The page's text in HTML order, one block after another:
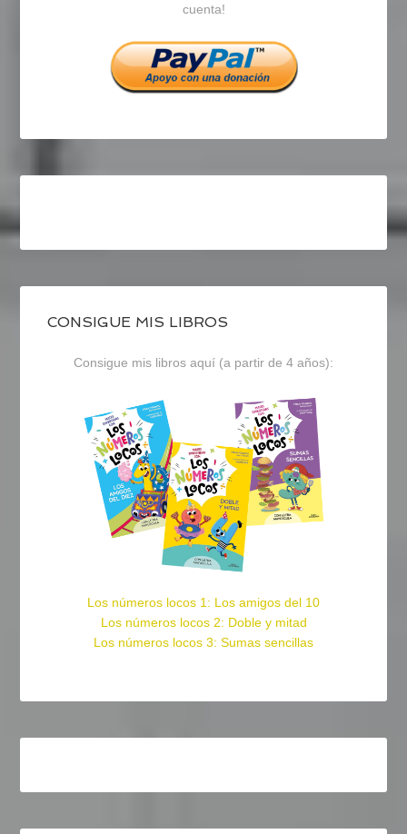
Facebook
Twitter
Instagram
cuenta!
CONSIGUE MIS LIBROS
Consigue mis libros aquí (a partir de 4 años):
Los números locos 1: Los amigos del 10
Los números locos 2: Doble y mitad
Los números locos 3: Sumas sencillas